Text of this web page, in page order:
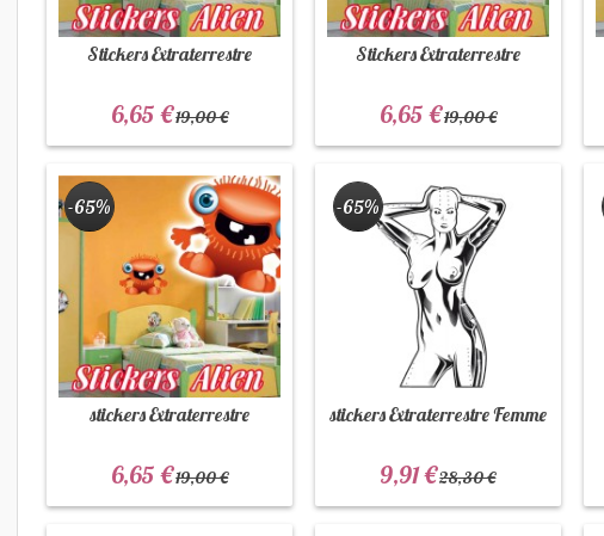
Stickers Extraterrestre
6,65 €19,00 €
Stickers Extraterrestre
6,65 €19,00 €
stickers Extraterrestre
-65%
6,65 €19,00 €
stickers Extraterrestre Femme
-65%
9,91 €28,30 €